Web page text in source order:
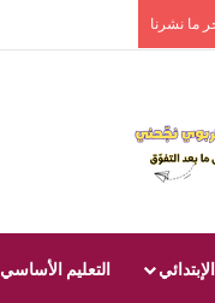
ما نشرنا
التعليم الأساسي